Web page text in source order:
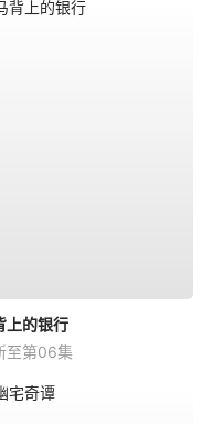
上的银行
至第06集